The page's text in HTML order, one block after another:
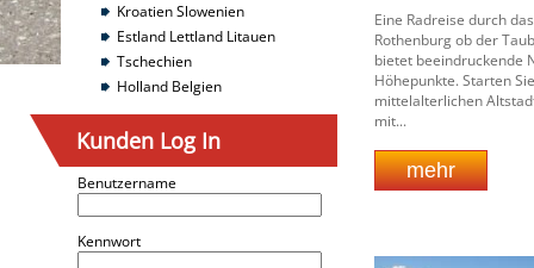
Kroatien Slowenien
Estland Lettland Litauen
Tschechien
Holland Belgien
Kunden Log In
Benutzername
Kennwort
Eine Radreise durch
Rothenburg ob der
bietet beeindruckende
Höhepunkte. Starten
mittelalterlichen
mit...